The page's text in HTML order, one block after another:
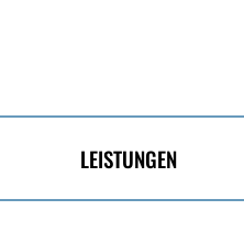
LEISTUNGEN